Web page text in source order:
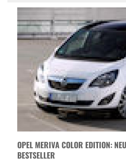
OPEL MERIVA COLOR EDITION:
BESTSELLER